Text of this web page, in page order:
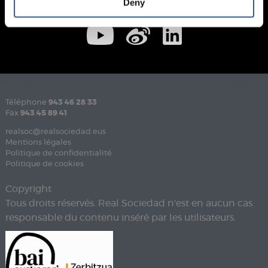
Deny
Téléphone 943 46 28 33
Fax 943 45 89 41
realsoc@realsociedad.eus
Mentions légales
Politique de confidentialité
Politique de cookies
Copyright
Tous droits réservés. Real Sociedad n'est en aucun cas
responsable du contenu inséré par les utilisateurs.